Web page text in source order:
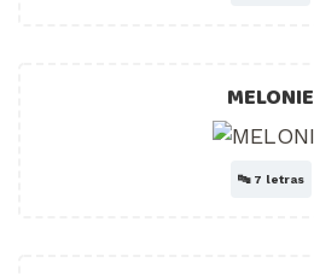
MELONIE
🔤 7 letras